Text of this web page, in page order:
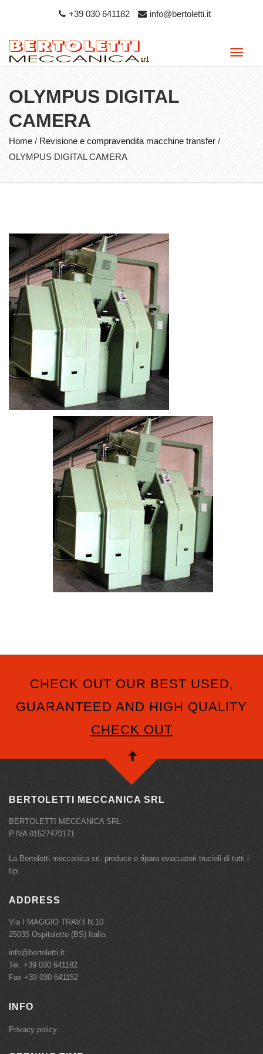
+39 030 641182 info@bertoletti.it
Toggle
OLYMPUS DIGITAL
CAMERA
Home / Revisione e compravendita macchine transfer /
OLYMPUS DIGITAL CAMERA
CHECK OUT OUR BEST USED,
GUARANTEED AND HIGH QUALITY
CHECK OUT
BERTOLETTI MECCANICA SRL
BERTOLETTI MECCANICA SRL
P.IVA 01527470171
La Bertoletti meccanica srl. produce e ripara evacuatori trucioli di tutti i
tipi.
ADDRESS
Via I MAGGIO TRAV.I N.10
25035 Ospitaletto (BS) Italia
info@bertoletti.it
Tel. +39 030 641182
Fax +39 030 641152
INFO
Privacy policy